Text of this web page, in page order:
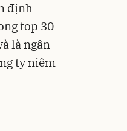
định
top 30
là ngân
ty niêm